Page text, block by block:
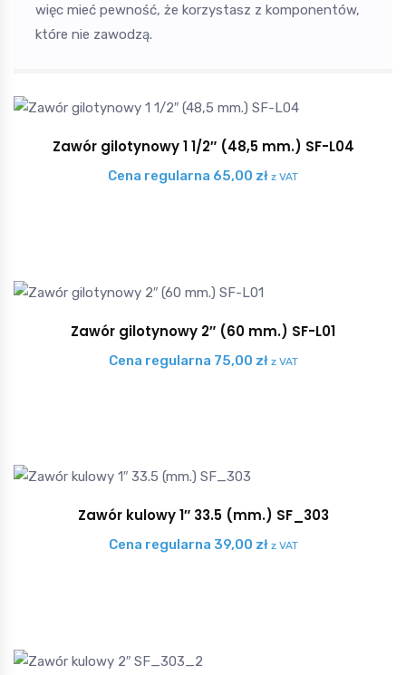
więc mieć pewność, że korzystasz z komponentów,
które nie zawodzą.
Zawór gilotynowy 1 1/2″ (48,5 mm.) SF-L04
Cena regularna 65,00 zł z VAT
Zawór gilotynowy 2″ (60 mm.) SF-L01
Cena regularna 75,00 zł z VAT
Zawór kulowy 1″ 33.5 (mm.) SF_303
Cena regularna 39,00 zł z VAT